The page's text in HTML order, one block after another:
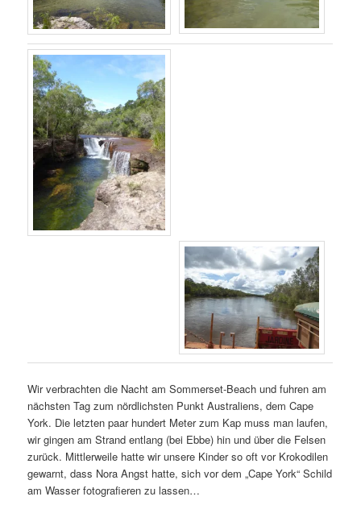
Wir verbrachten die Nacht am Sommerset-Beach und fuhren am
nächsten Tag zum nördlichsten Punkt Australiens, dem Cape
York. Die letzten paar hundert Meter zum Kap muss man laufen,
wir gingen am Strand entlang (bei Ebbe) hin und über die Felsen
zurück. Mittlerweile hatte wir unsere Kinder so oft vor Krokodilen
gewarnt, dass Nora Angst hatte, sich vor dem „Cape York“ Schild
am Wasser fotografieren zu lassen…